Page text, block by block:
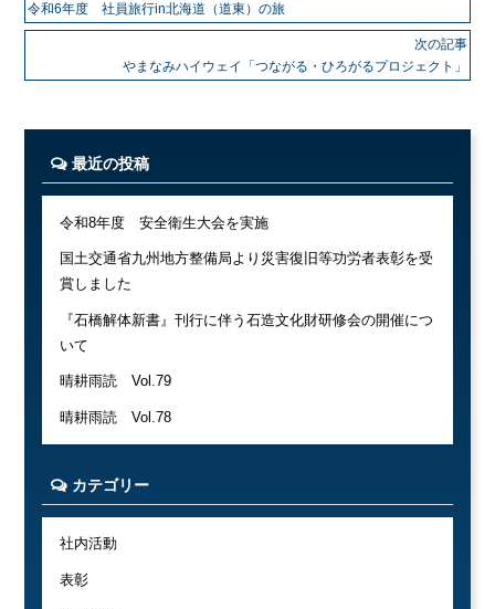
令和6年度 社員旅行in北海道（道東）の旅
次の記事
やまなみハイウェイ「つながる・ひろがるプロジェクト」
最近の投稿
令和8年度 安全衛生大会を実施
国土交通省九州地方整備局より災害復旧等功労者表彰を受
賞しました
『石橋解体新書』刊行に伴う石造文化財研修会の開催につ
いて
晴耕雨読 Vol.79
晴耕雨読 Vol.78
カテゴリー
社内活動
表彰